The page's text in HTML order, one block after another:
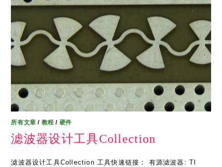
所有文章 / 教程 / 硬件
滤波器设计工具Collection
滤波器设计工具Collection 工具快速链接： 有源滤波器: TI